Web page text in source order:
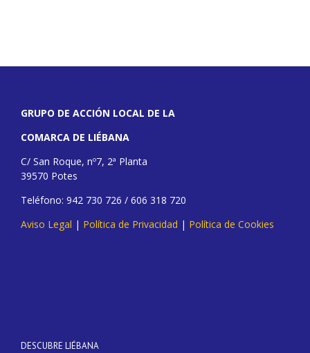
GRUPO DE ACCIÓN LOCAL DE LA
COMARCA DE LIÉBANA
C/ San Roque, nº7, 2ª Planta
39570 Potes
Teléfono: 942 730 726 / 606 318 720
Aviso Legal | Política de Privacidad | Política de Cookies
DESCUBRE LIÉBANA